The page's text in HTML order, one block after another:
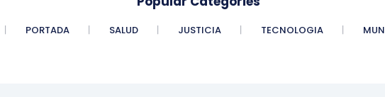
PORTADA SALUD JUSTICIA TECNOLOGIA